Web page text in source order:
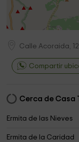
Calle Acoraida, 12
Compartir
Cerca de Casa
Ermita de las Nieves
Ermita de la Caridad